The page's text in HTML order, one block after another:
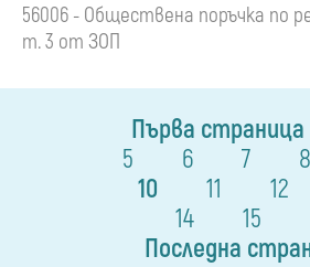
56006 - Обществена поръчка по
т. 3 от ЗОП
Първа страница
5 6 7 8
10
11 12
14
15
Последна